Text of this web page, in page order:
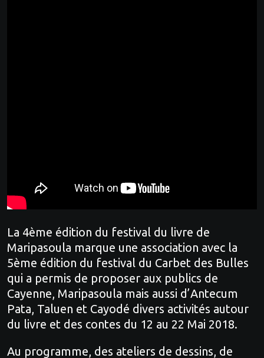
La 4ème édition du festival du livre de
Maripasoula marque une association avec la
5ème édition du festival du Carbet des Bulles
qui a permis de proposer aux publics de
Cayenne, Maripasoula mais aussi d’Antecum
Pata, Taluen et Cayodé divers activités autour
du livre et des contes du 12 au 22 Mai 2018.
Au programme, des ateliers de dessins, de